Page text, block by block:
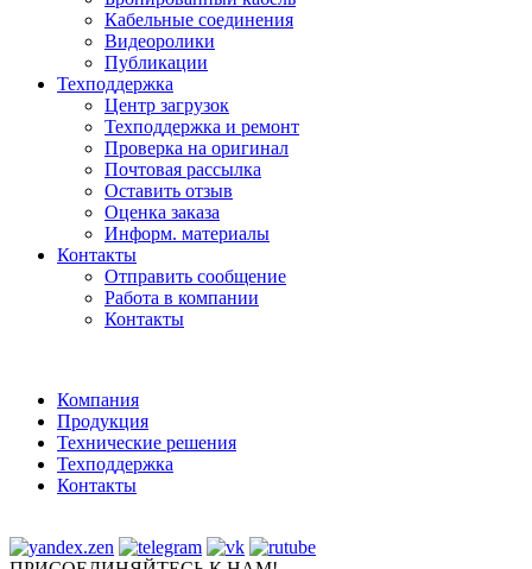
Кабельные соединения
Видеоролики
Публикации
Техподдержка
Центр загрузок
Техподдержка и ремонт
Проверка на оригинал
Почтовая рассылка
Оставить отзыв
Оценка заказа
Информ. материалы
Контакты
Отправить сообщение
Работа в компании
Контакты
Компания
Продукция
Технические решения
Техподдержка
Контакты